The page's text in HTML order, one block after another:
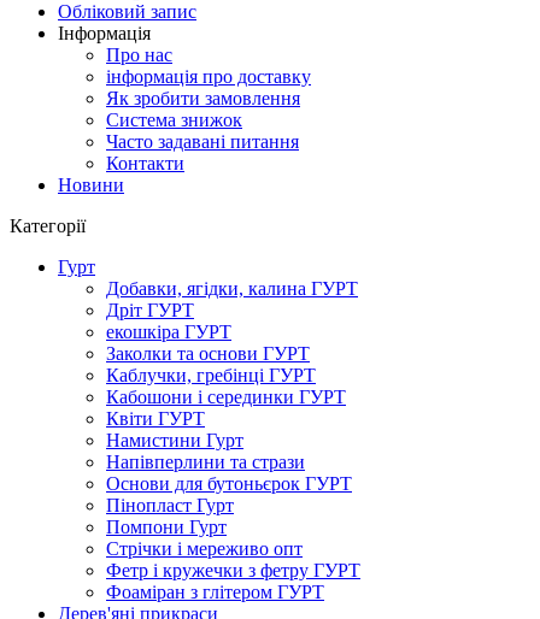
Обліковий запис
Інформація
Про нас
інформація про доставку
Як зробити замовлення
Система знижок
Часто задавані питання
Контакти
Новини
Категорії
Гурт
Добавки, ягідки, калина ГУРТ
Дріт ГУРТ
екошкіра ГУРТ
Заколки та основи ГУРТ
Каблучки, гребінці ГУРТ
Кабошони і серединки ГУРТ
Квіти ГУРТ
Намистини Гурт
Напівперлини та стрази
Основи для бутоньєрок ГУРТ
Пінопласт Гурт
Помпони Гурт
Стрічки і мереживо опт
Фетр і кружечки з фетру ГУРТ
Фоаміран з глітером ГУРТ
Дерев'яні прикраси